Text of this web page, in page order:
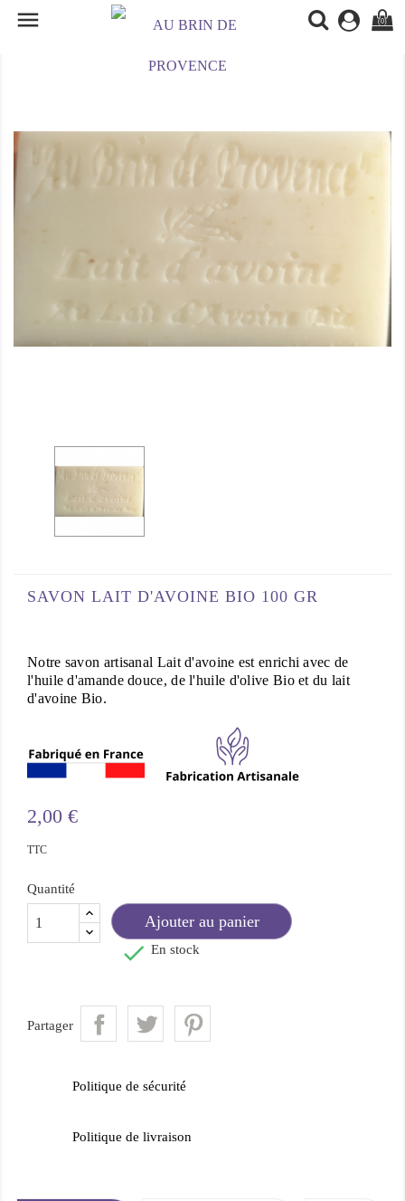
 (0)
SAVON LAIT D'AVOINE BIO 100 GR
Notre savon artisanal Lait d'avoine est enrichi avec de
l'huile d'amande douce, de l'huile d'olive Bio et du lait
d'avoine Bio.
2,00 €
TTC
Quantité
Ajouter au panier
 En stock
Partager
Politique de sécurité
Politique de livraison